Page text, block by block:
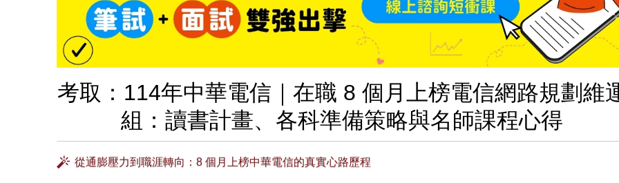
考取：114年中華電信｜在職 8 個月上榜電信網路規劃維
組：讀書計畫、各科準備策略與名師課程心得
從通膨壓力到職涯轉向：8 個月上榜中華電信的真實心路歷程